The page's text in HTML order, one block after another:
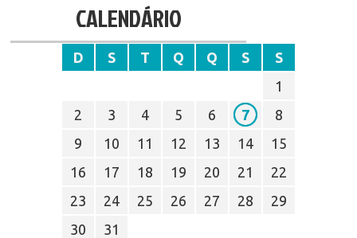
CALENDÁRIO
D S T Q Q S
S
1
2
3 4 5 6 7
8
9
10 11 12 13 14
15
16
17 18 19 20 21
22
23
24 25 26 27 28
29
30
31